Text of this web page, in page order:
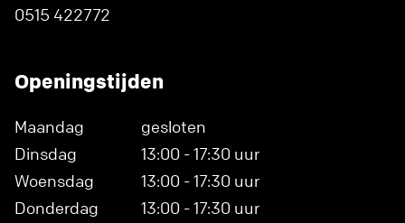
0515 422772
Openingstijden
Maandag
gesloten
Dinsdag
13:00 - 17:30 uur
Woensdag
13:00 - 17:30 uur
Donderdag
13:00 - 17:30 uur